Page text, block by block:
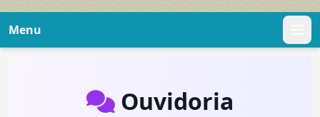
Menu
Ouvidoria